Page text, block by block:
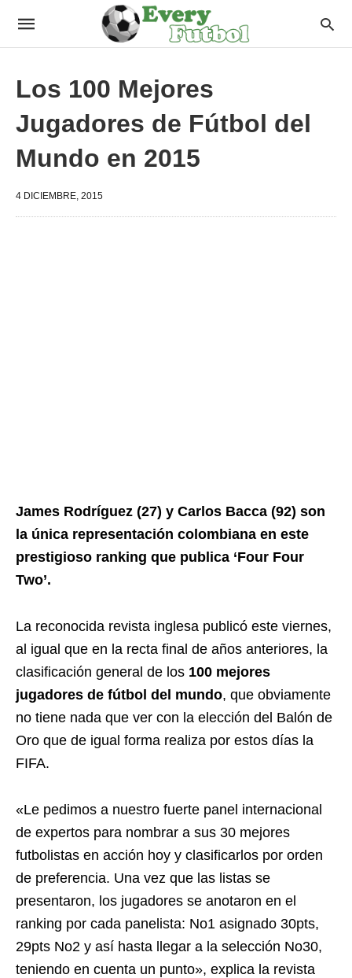
Los 100 Mejores
Jugadores de Fútbol del
Mundo en 2015
4 DICIEMBRE, 2015
James Rodríguez (27) y Carlos Bacca (92) son
la única representación colombiana en este
prestigioso ranking que publica ‘Four Four
Two’.
La reconocida revista inglesa publicó este viernes,
al igual que en la recta final de años anteriores, la
clasificación general de los 100 mejores
jugadores de fútbol del mundo, que obviamente
no tiene nada que ver con la elección del Balón de
Oro que de igual forma realiza por estos días la
FIFA.
«Le pedimos a nuestro fuerte panel internacional
de expertos para nombrar a sus 30 mejores
futbolistas en acción hoy y clasificarlos por orden
de preferencia. Una vez que las listas se
presentaron, los jugadores se anotaron en el
ranking por cada panelista: No1 asignado 30pts,
29pts No2 y así hasta llegar a la selección No30,
teniendo en cuenta un punto», explica la revista